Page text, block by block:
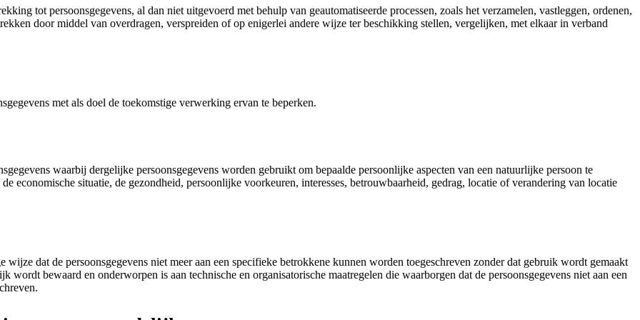
tot persoonsgegevens, al dan niet uitgevoerd met behulp van geautomatiseerde processen, zoals het verzamelen, vastleggen, ordenen,
door middel van overdragen, verspreiden of op enigerlei andere wijze ter beschikking stellen, vergelijken, met elkaar in verband
met als doel de toekomstige verwerking ervan te beperken.
waarbij dergelijke persoonsgegevens worden gebruikt om bepaalde persoonlijke aspecten van een natuurlijke persoon te
economische situatie, de gezondheid, persoonlijke voorkeuren, interesses, betrouwbaarheid, gedrag, locatie of verandering van locatie
dat de persoonsgegevens niet meer aan een specifieke betrokkene kunnen worden toegeschreven zonder dat gebruik wordt gemaakt
bewaard en onderworpen is aan technische en organisatorische maatregelen die waarborgen dat de persoonsgegevens niet aan een